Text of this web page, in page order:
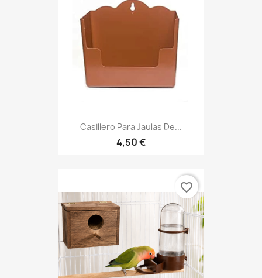
Casillero Para Jaulas De...
4,50 €
favorite_border